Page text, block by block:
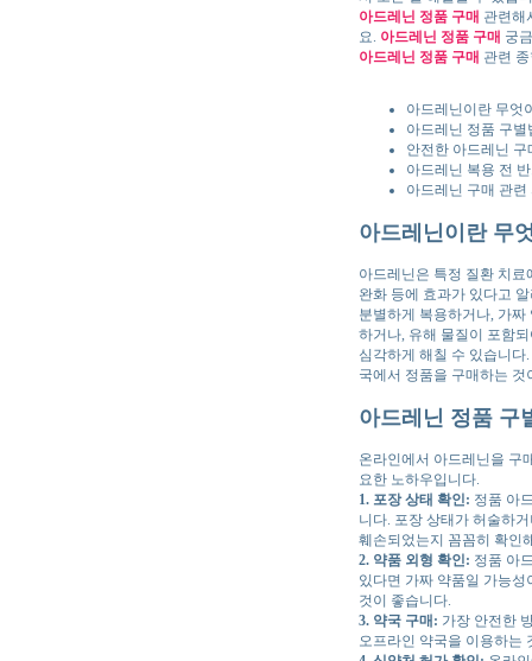
아드레닌 정품 구매 관련해
요. 아드레닌 정품 구매 궁
아드레닌 정품 구매 관련
아드레닌이란 무엇
아드레닌 정품 구
안전한 아드레닌
아드레닌 복용 전
아드레닌 구매 관
아드레닌이란 무
아드레닌은 특정 질환 치
완화 등에 효과가 있다고
분별하게 복용하거나, 가
하거나, 유해 물질이 포함
심각하게 해칠 수 있습니
국에서 정품을 구매하는 것
아드레닌 정품 구
온라인에서 아드레닌을 구
요한 노하우입니다.
1. 포장 상태 확인: 정품 아
니다. 포장 상태가 허술하
훼손되었는지 꼼꼼히 확인
2. 약품 외형 확인: 정품 아
있다면 가짜 약품일 가능
것이 좋습니다.
3. 약국 구매: 가장 안전한
오프라인 약국을 이용하는